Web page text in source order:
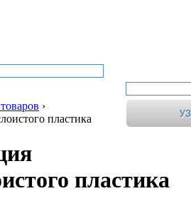
›
пластика
пластика